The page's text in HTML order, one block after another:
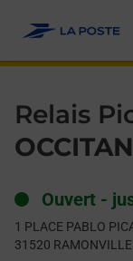
Relais
OCCITAN
Ouvert -
1 PLACE PABLO
31520